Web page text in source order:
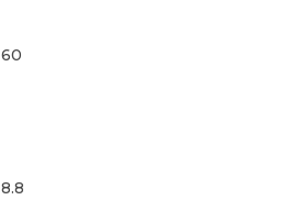
60
8.8